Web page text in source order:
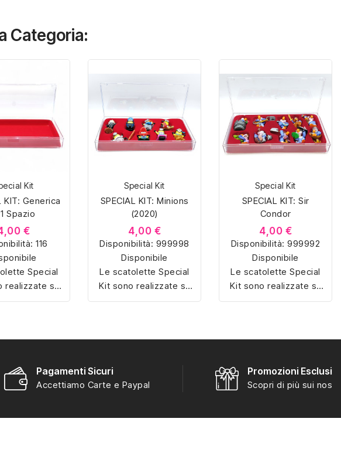
Categoria:
Kit
KIT: Generica
Spazio
€
116
Special
realizzate su
materiali di
rosso e
e pratiche per
e mostrare
Special Kit
SPECIAL KIT: Minions
(2020)
4,00 €
Disponibilità: 999998
Disponibile
Le scatolette Special
Kit sono realizzate su
misura con materiali di
vellutino rosso e
eleganti e pratiche per
organizzare e mostrare
Special Kit
SPECIAL KIT: Sir
Condor
4,00 €
Disponibilità:999992
Disponibile
Le scatolette Special
Kit sono realizzate su
misura con materiali di
vellutino rosso e
eleganti e pratiche per
organizzare e mostrare
Pagamenti Sicuri
Accettiamo Carte e Paypal
Promozioni
Scopri di più sui